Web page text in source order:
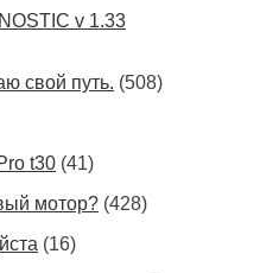
v 1.33
свой путь. (508)
t30 (41)
мотор? (428)
(16)